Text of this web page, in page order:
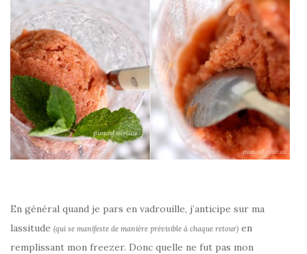
En général quand je pars en vadrouille, j’anticipe sur ma
lassitude (qui se manifeste de manière prévisible à chaque retour) en
remplissant mon freezer. Donc quelle ne fut pas mon